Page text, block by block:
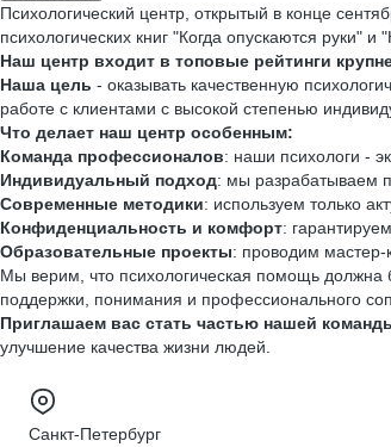
Психологический центр, открытый в конце
психологических книг "Когда опускаются руки" и
Наш центр входит в топовые рейтинги
Наша цель - оказывать качественную
работе с клиентами с высокой степенью
Что делает наш центр особенным:
Команда профессионалов: наши психологи -
Индивидуальный подход: мы разрабатываем
Современные методики: используем только
Конфиденциальность и комфорт:
Образовательные проекты: проводим мастер-
Мы верим, что психологическая помощь должна
поддержки, понимания и профессионального
Приглашаем вас стать частью нашей
улучшение качества жизни людей.
Санкт-Петербург